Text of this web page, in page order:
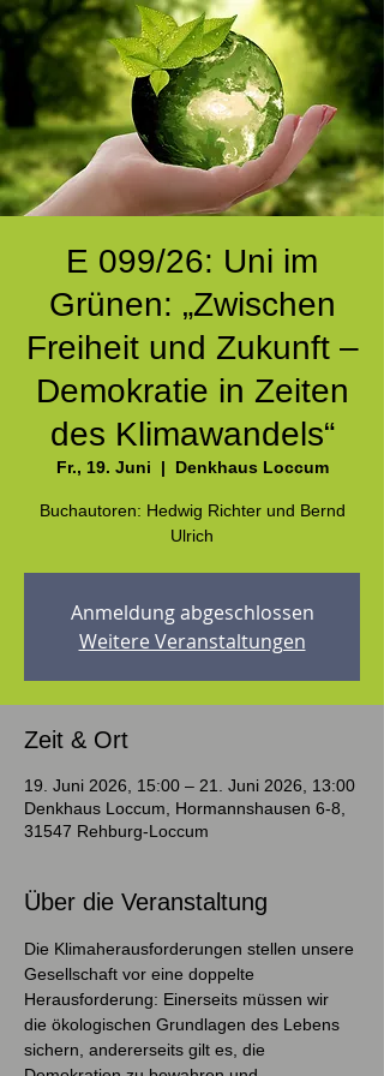
E 099/26: Uni im
Grünen: „Zwischen
Freiheit und Zukunft –
Demokratie in Zeiten
des Klimawandels“
Fr., 19. Juni
  |
Denkhaus Loccum
Buchautoren: Hedwig Richter und Bernd
Anmeldung abgeschlossen
Weitere Veranstaltungen
Zeit & Ort
19. Juni 2026, 15:00 – 21. Juni 2026, 13:00
Denkhaus Loccum, Hormannshausen 6-8,
31547 Rehburg-Loccum
Über die Veranstaltung
Die Klimaherausforderungen stellen unsere
Gesellschaft vor eine doppelte
Herausforderung: Einerseits müssen wir
die ökologischen Grundlagen des Lebens
sichern, andererseits gilt es, die